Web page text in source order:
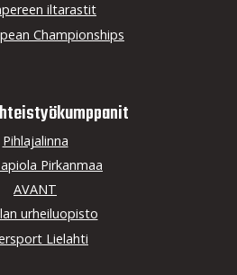
iltarastit
Championships
Pihlajalinna
Pirkanmaa
AVANT
urheiluopisto
Lielahti